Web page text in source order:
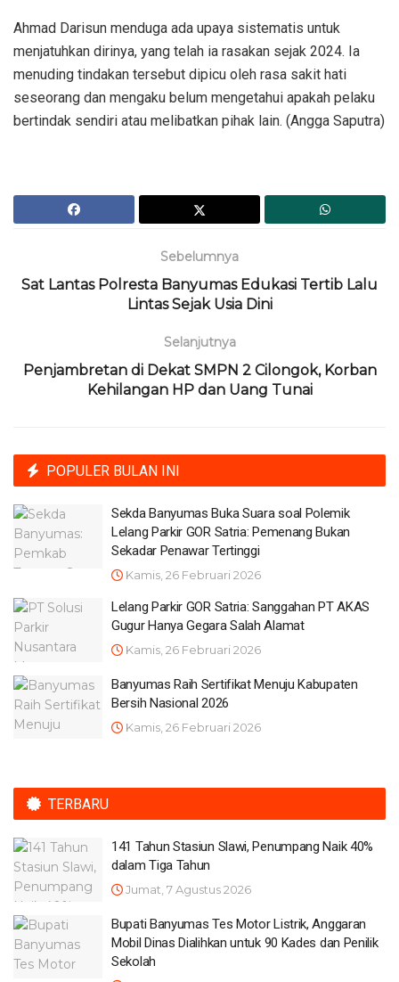
Ahmad Darisun menduga ada upaya sistematis untuk
menjatuhkan dirinya, yang telah ia rasakan sejak 2024. Ia
menuding tindakan tersebut dipicu oleh rasa sakit hati
seseorang dan mengaku belum mengetahui apakah pelaku
bertindak sendiri atau melibatkan pihak lain. (Angga Saputra)
Sebelumnya
Sat Lantas Polresta Banyumas Edukasi Tertib Lalu
Lintas Sejak Usia Dini
Selanjutnya
Penjambretan di Dekat SMPN 2 Cilongok, Korban
Kehilangan HP dan Uang Tunai
POPULER BULAN INI
Sekda Banyumas Buka Suara soal Polemik
Lelang Parkir GOR Satria: Pemenang Bukan
Sekadar Penawar Tertinggi
Kamis, 26 Februari 2026
Lelang Parkir GOR Satria: Sanggahan PT AKAS
Gugur Hanya Gegara Salah Alamat
Kamis, 26 Februari 2026
Banyumas Raih Sertifikat Menuju Kabupaten
Bersih Nasional 2026
Kamis, 26 Februari 2026
TERBARU
141 Tahun Stasiun Slawi, Penumpang Naik 40%
dalam Tiga Tahun
Jumat, 7 Agustus 2026
Bupati Banyumas Tes Motor Listrik, Anggaran
Mobil Dinas Dialihkan untuk 90 Kades dan Penilik
Sekolah